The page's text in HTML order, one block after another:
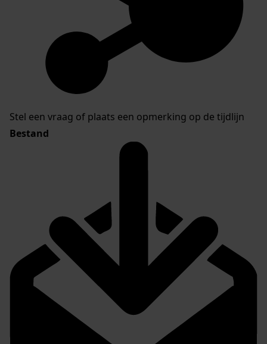
Stel een vraag of plaats een opmerking op de tijdlijn
Bestand